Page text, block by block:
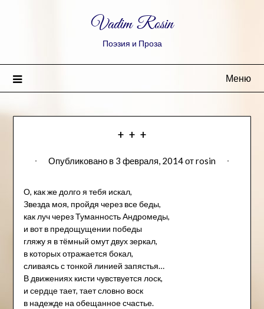
Vadim Rosin
Поэзия и Проза
Меню
+ + +
Опубликовано в 3 февраля, 2014отrosin
О, как же долго я тебя искал,
Звезда моя, пройдя через все беды,
как луч через Туманность Андромеды,
и вот в предощущении победы
гляжу я в тёмный омут двух зеркал,
в которых отражается бокал,
сливаясь с тонкой линией запястья…
В движениях кисти чувствуется лоск,
и сердце тает, тает словно воск
в надежде на обещанное счастье.